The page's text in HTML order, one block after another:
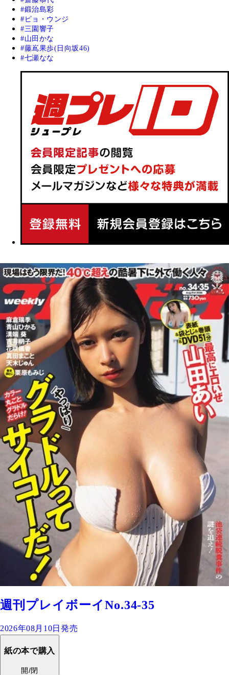
鍛治島彩
ピョ・ウンジ
三園響子
山田かな
藤嶌果歩(日向坂46)
七瀬なな
週刊プレイボーイNo.34-35
2026年08月10日発売
紙の本で購入
開/閉